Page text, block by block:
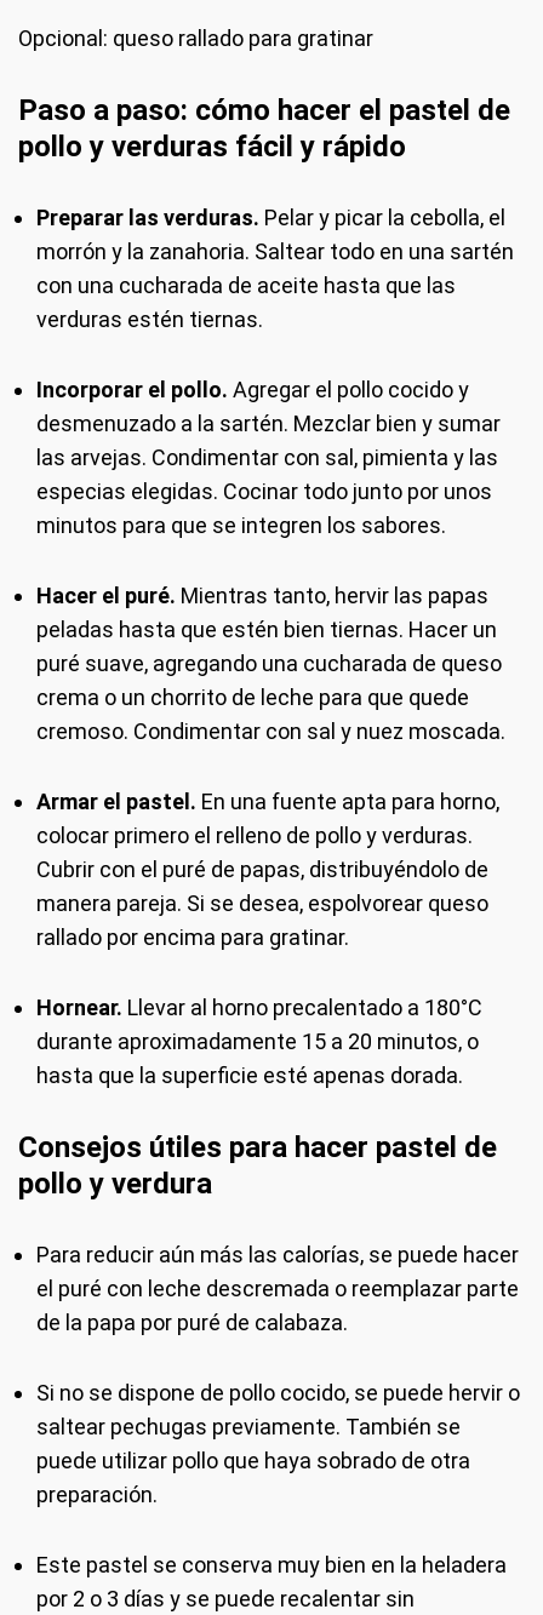
Opcional: queso rallado para gratinar
Paso a paso: cómo hacer el pastel de
pollo y verduras fácil y rápido
Preparar las verduras. Pelar y picar la cebolla, el
morrón y la zanahoria. Saltear todo en una sartén
con una cucharada de aceite hasta que las
verduras estén tiernas.
Incorporar el pollo. Agregar el pollo cocido y
desmenuzado a la sartén. Mezclar bien y sumar
las arvejas. Condimentar con sal, pimienta y las
especias elegidas. Cocinar todo junto por unos
minutos para que se integren los sabores.
Hacer el puré. Mientras tanto, hervir las papas
peladas hasta que estén bien tiernas. Hacer un
puré suave, agregando una cucharada de queso
crema o un chorrito de leche para que quede
cremoso. Condimentar con sal y nuez moscada.
Armar el pastel. En una fuente apta para horno,
colocar primero el relleno de pollo y verduras.
Cubrir con el puré de papas, distribuyéndolo de
manera pareja. Si se desea, espolvorear queso
rallado por encima para gratinar.
Hornear. Llevar al horno precalentado a 180°C
durante aproximadamente 15 a 20 minutos, o
hasta que la superficie esté apenas dorada.
Consejos útiles para hacer pastel de
pollo y verdura
Para reducir aún más las calorías, se puede hacer
el puré con leche descremada o reemplazar parte
de la papa por puré de calabaza.
Si no se dispone de pollo cocido, se puede hervir o
saltear pechugas previamente. También se
puede utilizar pollo que haya sobrado de otra
preparación.
Este pastel se conserva muy bien en la heladera
por 2 o 3 días y se puede recalentar sin